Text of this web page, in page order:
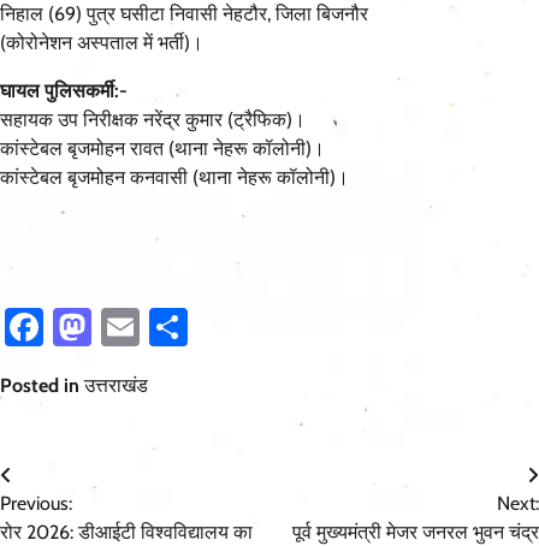
निहाल (69) पुत्र घसीटा निवासी नेहटौर, जिला बिजनौर
(कोरोनेशन अस्पताल में भर्ती)।
घायल पुलिसकर्मी:-
सहायक उप निरीक्षक नरेंद्र कुमार (ट्रैफिक)।
कांस्टेबल बृजमोहन रावत (थाना नेहरू कॉलोनी)।
कांस्टेबल बृजमोहन कनवासी (थाना नेहरू कॉलोनी)।
Facebook
Mastodon
Email
Posted inउत्तराखंड
Post
navigation
Previous:
रोर 2026: डीआईटी विश्वविद्यालय का
Next:
पूर्व मुख्यमंत्री मेजर जनरल भुवन चंद्र